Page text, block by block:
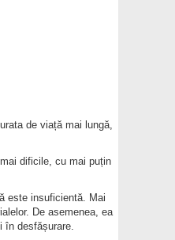
de viață mai lungă,
dificile, cu mai puțin
este insuficientă. Mai
De asemenea, ea
în desfășurare.